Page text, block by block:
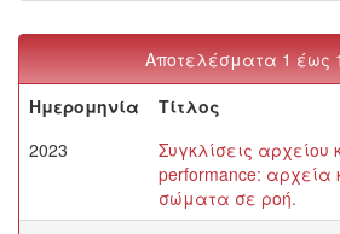
Αποτελέσματα 1 έως
Ημερομηνία
Τίτλος
2023
Συγκλίσεις αρχείου
performance: αρχεία
σώματα σε ροή.